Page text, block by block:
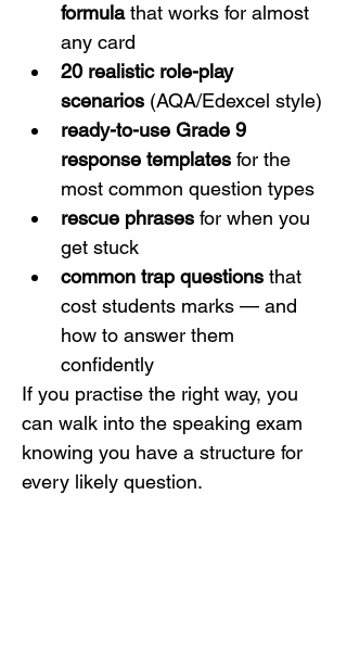
formula that works for almost
any card
20 realistic role-play
scenarios (AQA/Edexcel style)
ready-to-use Grade 9
response templates for the
most common question types
rescue phrases for when you
get stuck
common trap questions that
cost students marks — and
how to answer them
confidently
If you practise the right way, you
can walk into the speaking exam
knowing you have a structure for
every likely question.